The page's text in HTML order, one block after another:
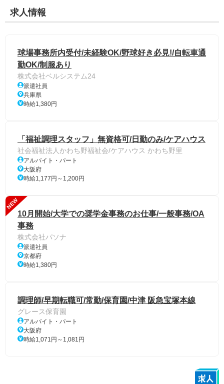
求人情報
球場事務所内受付/未経験OK/野球好き必見!/自転車通
勤OK/制服あり
株式会社ベルシステム24
派遣社員
兵庫県
時給1,380円
「福祉調理スタッフ」無資格可/日勤のみ/ケアハウス
社会福祉法人かわち野福祉会/ケアハウス かわち野里
アルバイト・パート
大阪府
時給1,177円～1,200円
NEW
10月開始/大学での奨学金事務のお仕事/一般事務/OA
事務
株式会社パソナ
派遣社員
京都府
時給1,380円
調理師/早期転職可/常勤/保育園/中津 阪急宝塚本線
グレース保育園
アルバイト・パート
大阪府
時給1,071円～1,081円